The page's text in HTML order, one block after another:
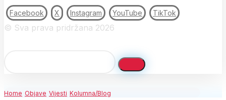
Facebook X Instagram YouTube TikTok
© Sva prava pridržana 2026
Home Objave Vijesti Kolumna/Blog